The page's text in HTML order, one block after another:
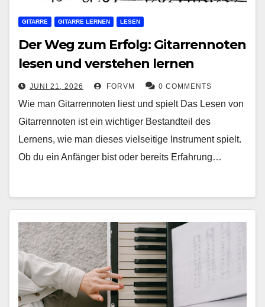
GITARRE GITARRE LERNEN LESEN
Der Weg zum Erfolg: Gitarrennoten
lesen und verstehen lernen
JUNI 21, 2026 FORVM 0 COMMENTS
Wie man Gitarrennoten liest und spielt Das Lesen von
Gitarrennoten ist ein wichtiger Bestandteil des
Lernens, wie man dieses vielseitige Instrument spielt.
Ob du ein Anfänger bist oder bereits Erfahrung…